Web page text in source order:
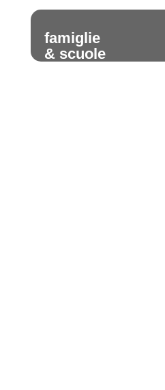
famiglie
& scuole